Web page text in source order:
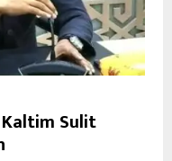
Sulit